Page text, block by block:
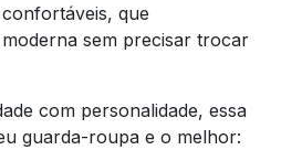
que
sem precisar trocar
com personalidade, essa
guarda-roupa e o melhor: